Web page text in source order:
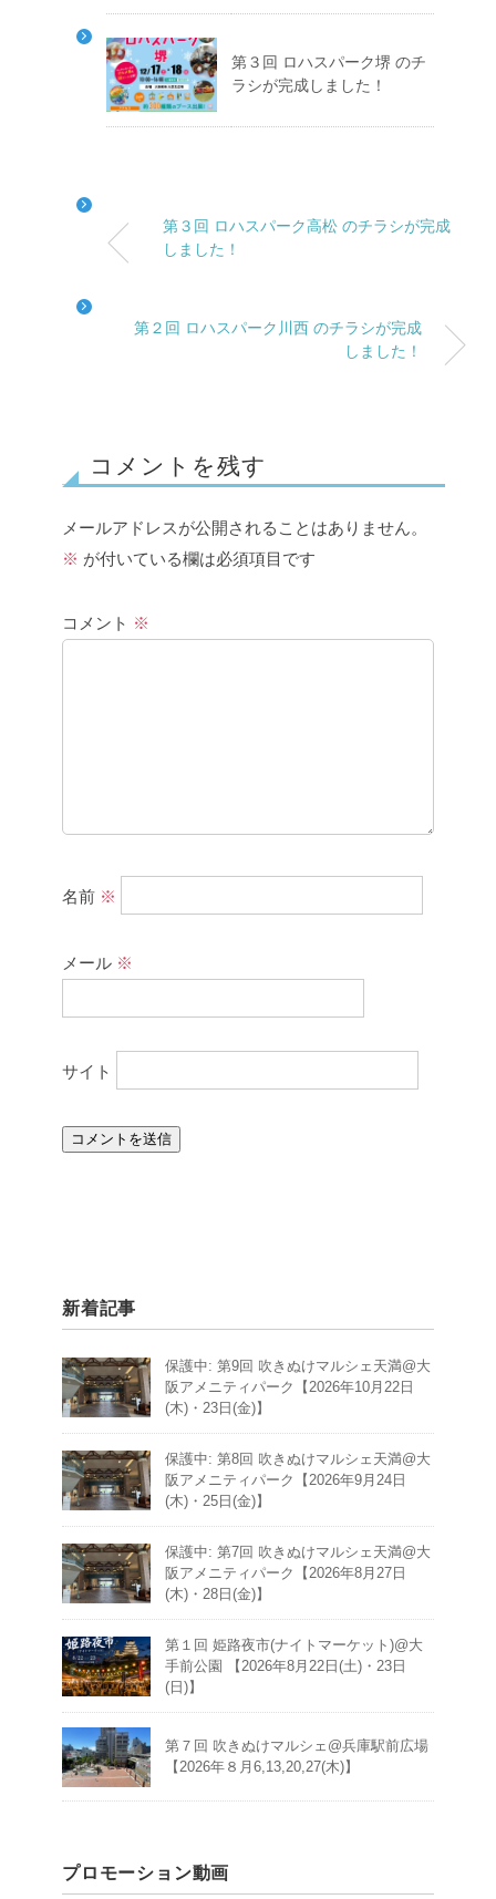
第３回 ロハスパーク堺 のチ
ラシが完成しました！
第３回 ロハスパーク高松 のチラシが完成
しました！
第２回 ロハスパーク川西 のチラシが完成
しました！
コメントを残す
メールアドレスが公開されることはありません。
※ が付いている欄は必須項目です
コメント ※
名前 ※
メール ※
サイト
新着記事
保護中: 第9回 吹きぬけマルシェ天満@大
阪アメニティパーク【2026年10月22日
(木)・23日(金)】
保護中: 第8回 吹きぬけマルシェ天満@大
阪アメニティパーク【2026年9月24日
(木)・25日(金)】
保護中: 第7回 吹きぬけマルシェ天満@大
阪アメニティパーク【2026年8月27日
(木)・28日(金)】
第１回 姫路夜市(ナイトマーケット)@大
手前公園 【2026年8月22日(土)・23日
(日)】
第７回 吹きぬけマルシェ@兵庫駅前広場
【2026年８月6,13,20,27(木)】
プロモーション動画